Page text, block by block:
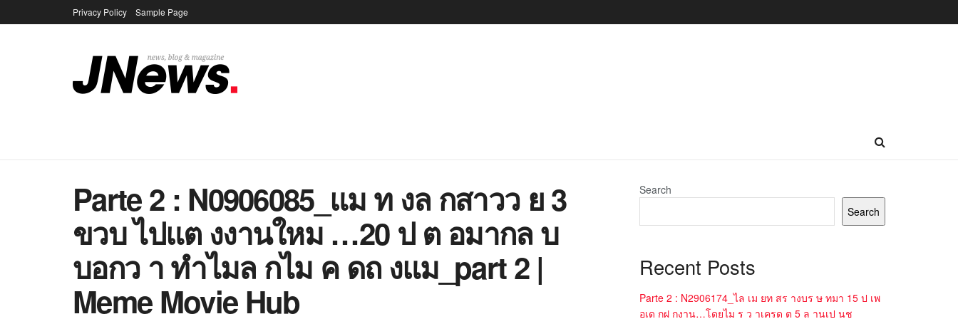
Privacy Policy Sample Page
Parte 2 : N0906085_แม ท งล กสาวว ย 3
ขวบ ไปแต งงานใหม …20 ป ต อมากล บ
บอกว า ทำไมล กไม ค ดถ งแม_part 2 |
Meme Movie Hub
Search
Search
Recent Posts
Parte 2 : N2906174_ไล เม ยท สร างบร ษ ทมา 15 ป เพ
อเด กฝ กงาน…โดยไม ร ว าเครด ต 5 ล านเป นช